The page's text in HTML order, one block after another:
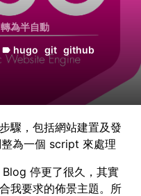
為半自動
label hugo git github
驟，包括網站建置及發
為一個 script 來處理
停更了很久，其實
我要求的佈景主題。所